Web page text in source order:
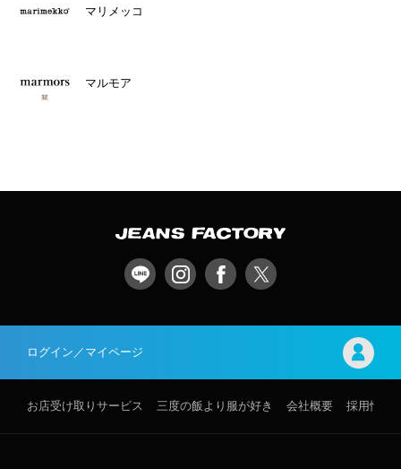
マリメッコ
マルモア
ログイン／マイページ
お店受け取りサービス 三度の飯より服が好き 会社概要 採用情報